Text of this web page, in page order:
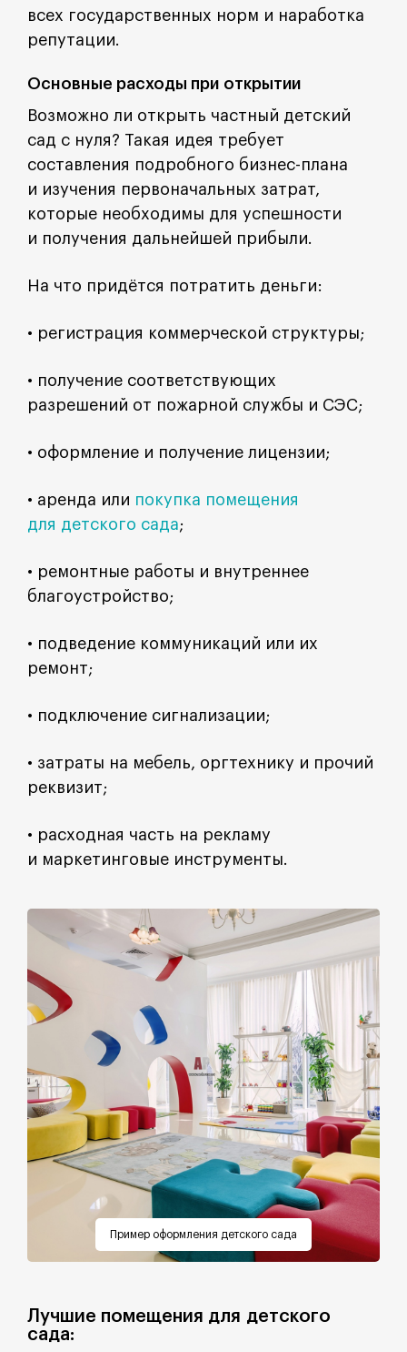
всех государственных норм и наработка
репутации.
Основные расходы при открытии
Возможно ли открыть частный детский
сад с нуля? Такая идея требует
составления подробного бизнес-плана
и изучения первоначальных затрат,
которые необходимы для успешности
и получения дальнейшей прибыли.
На что придётся потратить деньги:
• регистрация коммерческой структуры;
• получение соответствующих
разрешений от пожарной службы и СЭС;
• оформление и получение лицензии;
• аренда или покупка помещения
для детского сада;
• ремонтные работы и внутреннее
благоустройство;
• подведение коммуникаций или их
ремонт;
• подключение сигнализации;
• затраты на мебель, оргтехнику и прочий
реквизит;
• расходная часть на рекламу
и маркетинговые инструменты.
Пример оформления детского сада
Лучшие помещения для детского
сада: